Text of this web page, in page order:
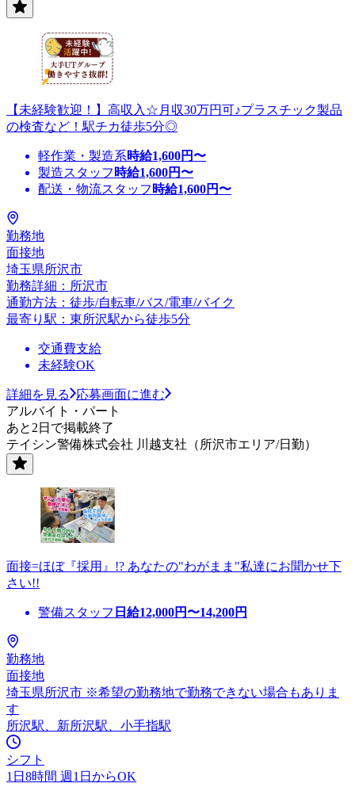
【未経験歓迎！】高収入☆月収30万円可♪プラスチック製品
の検査など！駅チカ徒歩5分◎
軽作業・製造系時給1,600円〜
製造スタッフ 時給1,600円〜
配送・物流スタッフ 時給1,600円〜
勤務地
面接地
埼玉県所沢市
勤務詳細：所沢市
通勤方法：徒歩/自転車/バス/電車/バイク
最寄り駅：東所沢駅から徒歩5分
交通費支給
未経験OK
詳細を見る
応募画面に進む
アルバイト・パート
あと2日で掲載終了
テイシン警備株式会社 川越支社（所沢市エリア/日勤）
面接=ほぼ『採用』!? あなたの"わがまま"私達にお聞かせ下
さい!!
警備スタッフ 日給12,000円〜14,200円
勤務地
面接地
埼玉県所沢市 ※希望の勤務地で勤務できない場合もありま
す
所沢駅、新所沢駅、小手指駅
シフト
1日8時間 週1日からOK